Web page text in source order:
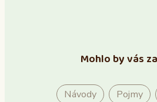
Mohlo by vás
Návody Pojmy